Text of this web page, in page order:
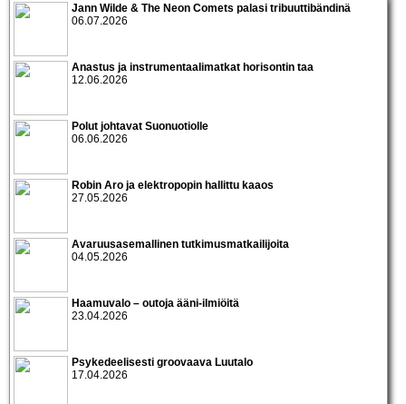
Jann Wilde & The Neon Comets palasi tribuuttibändinä
06.07.2026
Anastus ja instrumentaalimatkat horisontin taa
12.06.2026
Polut johtavat Suonuotiolle
06.06.2026
Robin Aro ja elektropopin hallittu kaaos
27.05.2026
Avaruusasemallinen tutkimusmatkailijoita
04.05.2026
Haamuvalo – outoja ääni-ilmiöitä
23.04.2026
Psykedeelisesti groovaava Luutalo
17.04.2026